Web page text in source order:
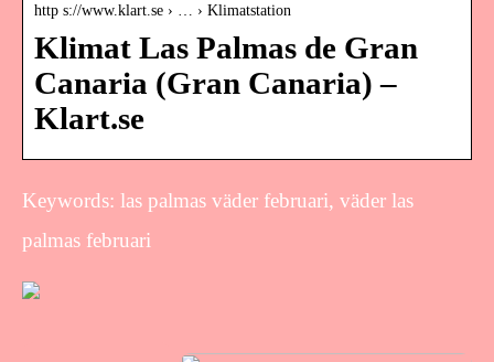
http s://www.klart.se › … › Klimatstation
Klimat Las Palmas de Gran
Canaria (Gran Canaria) –
Klart.se
Keywords: las palmas väder februari, väder las
palmas februari